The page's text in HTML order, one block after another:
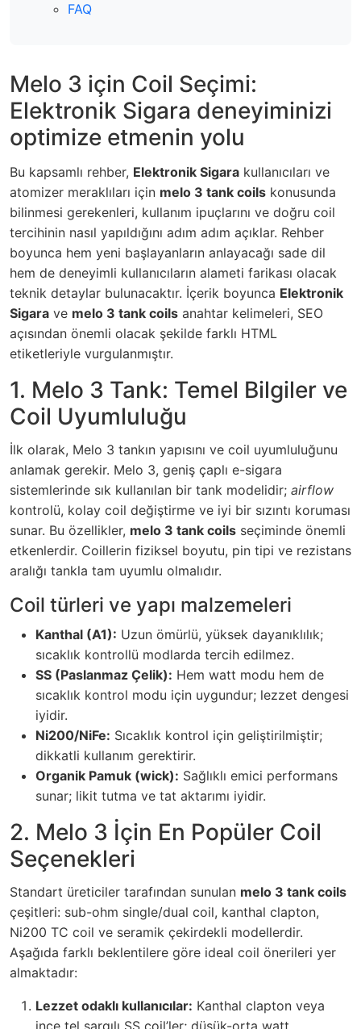
FAQ
Melo 3 için Coil Seçimi:
Elektronik Sigara deneyiminizi
optimize etmenin yolu
Bu kapsamlı rehber, Elektronik Sigara kullanıcıları ve
atomizer meraklıları için melo 3 tank coils konusunda
bilinmesi gerekenleri, kullanım ipuçlarını ve doğru coil
tercihinin nasıl yapıldığını adım adım açıklar. Rehber
boyunca hem yeni başlayanların anlayacağı sade dil
hem de deneyimli kullanıcıların alameti farikası olacak
teknik detaylar bulunacaktır. İçerik boyunca Elektronik
Sigara ve melo 3 tank coils anahtar kelimeleri, SEO
açısından önemli olacak şekilde farklı HTML
etiketleriyle vurgulanmıştır.
1. Melo 3 Tank: Temel Bilgiler ve
Coil Uyumluluğu
İlk olarak, Melo 3 tankın yapısını ve coil uyumluluğunu
anlamak gerekir. Melo 3, geniş çaplı e-sigara
sistemlerinde sık kullanılan bir tank modelidir; airflow
kontrolü, kolay coil değiştirme ve iyi bir sızıntı koruması
sunar. Bu özellikler, melo 3 tank coils seçiminde önemli
etkenlerdir. Coillerin fiziksel boyutu, pin tipi ve rezistans
aralığı tankla tam uyumlu olmalıdır.
Coil türleri ve yapı malzemeleri
Kanthal (A1): Uzun ömürlü, yüksek dayanıklılık;
sıcaklık kontrollü modlarda tercih edilmez.
SS (Paslanmaz Çelik): Hem watt modu hem de
sıcaklık kontrol modu için uygundur; lezzet dengesi
iyidir.
Ni200/NiFe: Sıcaklık kontrol için geliştirilmiştir;
dikkatli kullanım gerektirir.
Organik Pamuk (wick): Sağlıklı emici performans
sunar; likit tutma ve tat aktarımı iyidir.
2. Melo 3 İçin En Popüler Coil
Seçenekleri
Standart üreticiler tarafından sunulan melo 3 tank coils
çeşitleri: sub-ohm single/dual coil, kanthal clapton,
Ni200 TC coil ve seramik çekirdekli modellerdir.
Aşağıda farklı beklentilere göre ideal coil önerileri yer
almaktadır:
Lezzet odaklı kullanıcılar: Kanthal clapton veya
ince tel sargılı SS coil’ler; düşük-orta watt